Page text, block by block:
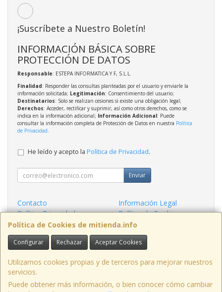
Política de Cookies de mitienda.info
Configurar Rechazar Aceptar Cookies
Utilizamos cookies propias y de terceros para mejorar nuestros
servicios.
Puede obtener más información, o bien conocer cómo cambiar
¡Suscríbete a Nuestro Boletín!
INFORMACIÓN BÁSICA SOBRE
PROTECCIÓN DE DATOS
Responsable: ESTEPA INFORMATICA Y F, S.L.L.
Finalidad: Responder las consultas planteadas por el usuario y enviarle la
información solicitada; Legitimación: Consentimiento del usuario;
Destinatarios: Solo se realizan cesiones si existe una obligación legal;
Derechos: Acceder, rectificar y suprimir, así como otros derechos, como se
indica en la información adicional; Información Adicional: Puede
consultar la información completa de Protección de Datos en nuestra Política
de Privacidad.
He leído y acepto la Política de Privacidad.
Enviar
Contacto
Información Legal
Política Privacidad
Política de Cookies
Condiciones de Compra
Formas de Pago
Contacto
admin@mitienda.info